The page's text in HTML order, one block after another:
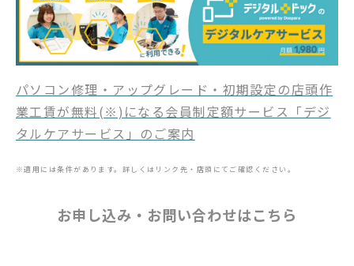
パソコン修理・アップグレード・初期設定の店頭作
業工賃が無料(※)になる会員制定額サービス「デジ
タルケアサービス」のご案内
※適用には条件があります。詳しくはリンク先・店頭にてご確認ください。
お申し込み・お問い合わせはこちら